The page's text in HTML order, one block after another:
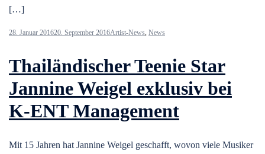
[…]
28. Januar 201620. September 2016Artist-News, News
Thailändischer Teenie Star
Jannine Weigel exklusiv bei
K-ENT Management
Mit 15 Jahren hat Jannine Weigel geschafft, wovon viele Musiker